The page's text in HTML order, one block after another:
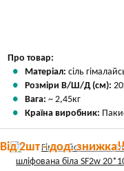
Про товар:
Матеріал: сіль
Розміри В/Ш/Д (см):
Вага: ~ 2,45кг
Країна виробник:
Від 2шт - дод.